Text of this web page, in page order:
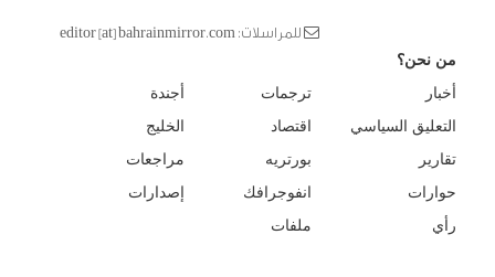
للمراسلات: editor [at] bahrainmirror.com
من نحن؟
أخبار
التعليق السياسي
تقارير
حوارات
رأي
ترجمات
اقتصاد
بورتريه
انفوجرافك
ملفات
أجندة
الخليج
مراجعات
إصدارات